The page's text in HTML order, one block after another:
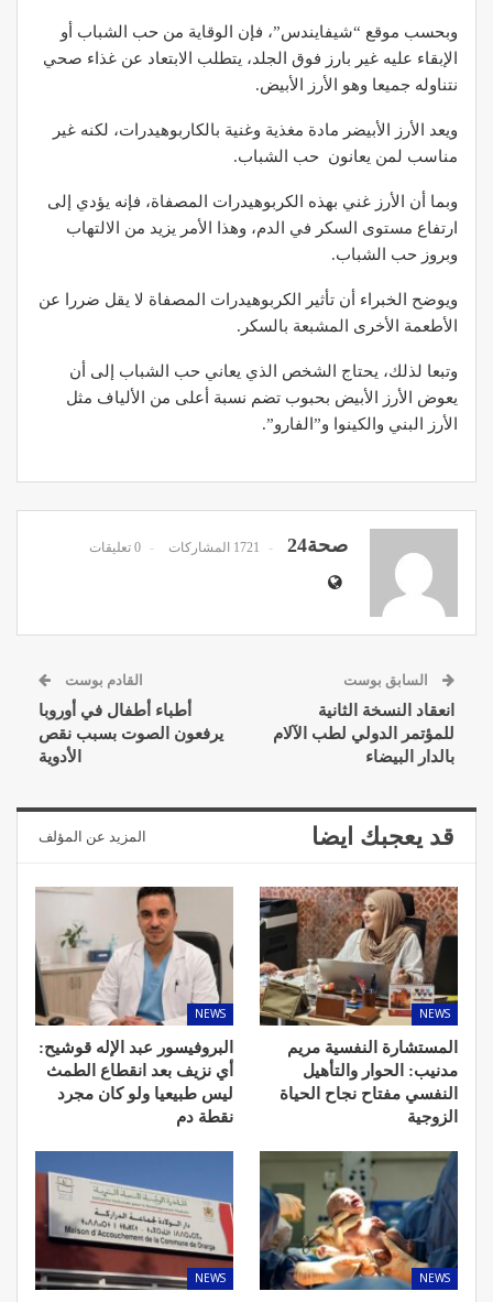
وبحسب موقع “شيفايندس”، فإن الوقاية من حب الشباب أو
الإبقاء عليه غير بارز فوق الجلد، يتطلب الابتعاد عن غذاء صحي
نتناوله جميعا وهو الأرز الأبيض.
ويعد الأرز الأبيضر مادة مغذية وغنية بالكاربوهيدرات، لكنه غير
مناسب لمن يعانون حب الشباب.
وبما أن الأرز غني بهذه الكربوهيدرات المصفاة، فإنه يؤدي إلى
ارتفاع مستوى السكر في الدم، وهذا الأمر يزيد من الالتهاب
وبروز حب الشباب.
ويوضح الخبراء أن تأثير الكربوهيدرات المصفاة لا يقل ضررا عن
الأطعمة الأخرى المشبعة بالسكر.
وتبعا لذلك، يحتاج الشخص الذي يعاني حب الشباب إلى أن
يعوض الأرز الأبيض بحبوب تضم نسبة أعلى من الألياف مثل
الأرز البني والكينوا و”الفارو”.
صحة24 1721 المشاركات 0 تعليقات
السابق بوست
انعقاد النسخة الثانية
للمؤتمر الدولي لطب الآلام
بالدار البيضاء
القادم بوست
أطباء أطفال في أوروبا
يرفعون الصوت بسبب نقص
الأدوية
قد يعجبك ايضا المزيد عن المؤلف
NEWS
المستشارة النفسية مريم
مدنيب: الحوار والتأهيل
النفسي مفتاح نجاح الحياة
الزوجية
NEWS
البروفيسور عبد الإله قوشيح:
أي نزيف بعد انقطاع الطمث
ليس طبيعيا ولو كان مجرد
نقطة دم
NEWS
NEWS